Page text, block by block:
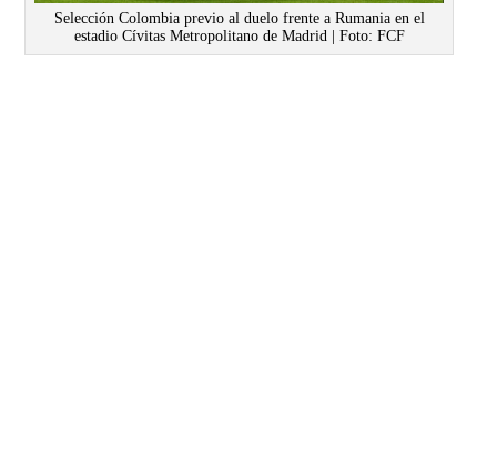
Selección Colombia previo al duelo frente a Rumania en el
estadio Cívitas Metropolitano de Madrid | Foto: FCF